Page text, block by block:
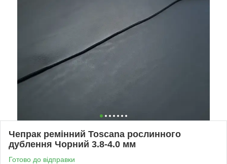
Чепрак ремінний Toscana рослинного
дублення Чорний 3.8-4.0 мм
Готово до відправки